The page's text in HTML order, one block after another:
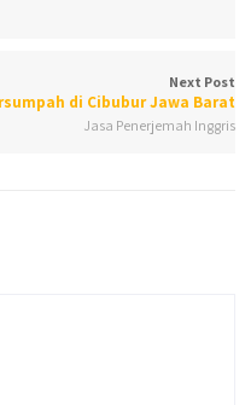
Next Post
di Cibubur Jawa Barat
Jasa Penerjemah Inggris